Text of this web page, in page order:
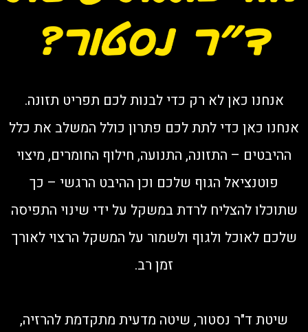
אנחנו כאן לא רק כדי לבנות לכם תפריט תזונה.
אנחנו כאן כדי לתת לכם פתרון כולל המשלב את כלל
ההיבטים – התזונה, התנועה, חילוף החומרים, מיצוי
פוטנציאל הגוף שלכם וכן ההיבט הרגשי – כך
שתוכלו להצליח לרדת במשקל על ידי שינוי התפיסה
שלכם לאוכל ולגוף ולשמור על המשקל הרצוי לאורך
זמן רב.
שיטת ד"ר נסטור, שיטה מדעית מתקדמת להרזיה,